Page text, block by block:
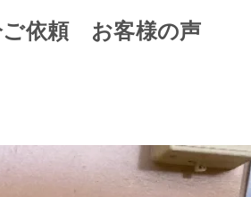
ご依頼 お客様の声